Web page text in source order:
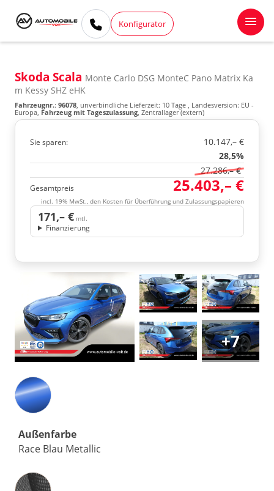
Konfigurator
Skoda Scala Monte Carlo DSG MonteC Pano Matrix Ka
m Kessy SHZ eHK
Fahrzeugnr.: 96078, unverbindliche Lieferzeit: 10 Tage , Landesversion: EU -
Europa, Fahrzeug mit Tageszulassung, Zentrallager (extern)
Sie sparen:
10.147,– €
28,5%
27.286,– €
Gesamtpreis 25.403,– €
incl. 19% MwSt., den Kosten für Überführung und Zulassungspapieren
171,– € mtl.
Finanzierung
+7
Außenfarbe
Race Blau Metallic
Innenausstattung